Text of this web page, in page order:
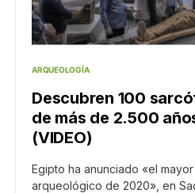
ARQUEOLOGÍA
Descubren 100
de más de 2.500
(VIDEO)
Egipto ha anunciado «el
arqueológico de 2020», en